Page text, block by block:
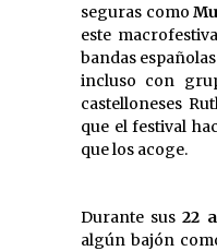
seguras como
este
bandas
incluso con
castelloneses
que el festival
que los acoge.
Durante sus 22
algún bajón